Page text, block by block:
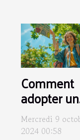
Comment
adopter un
mode de
durable
Mercredi 9
2024 00:58